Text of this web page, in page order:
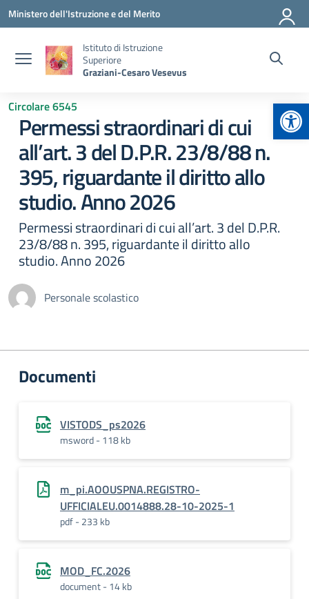
Vai ai contenuti
Vai al menu di navigazione
Vai al footer
Ministero dell'Istruzione e del Merito
Istituto di Istruzione
Superiore
Graziani-Cesaro Vesevus
Circolare 6545
Permessi straordinari di cui
all’art. 3 del D.P.R. 23/8/88 n.
395, riguardante il diritto allo
studio. Anno 2026
Permessi straordinari di cui all’art. 3 del D.P.R.
23/8/88 n. 395, riguardante il diritto allo
studio. Anno 2026
Personale scolastico
Documenti
VISTODS_ps2026
msword - 118 kb
m_pi.AOOUSPNA.REGISTRO-
UFFICIALEU.0014888.28-10-2025-1
pdf - 233 kb
MOD_FC.2026
document - 14 kb